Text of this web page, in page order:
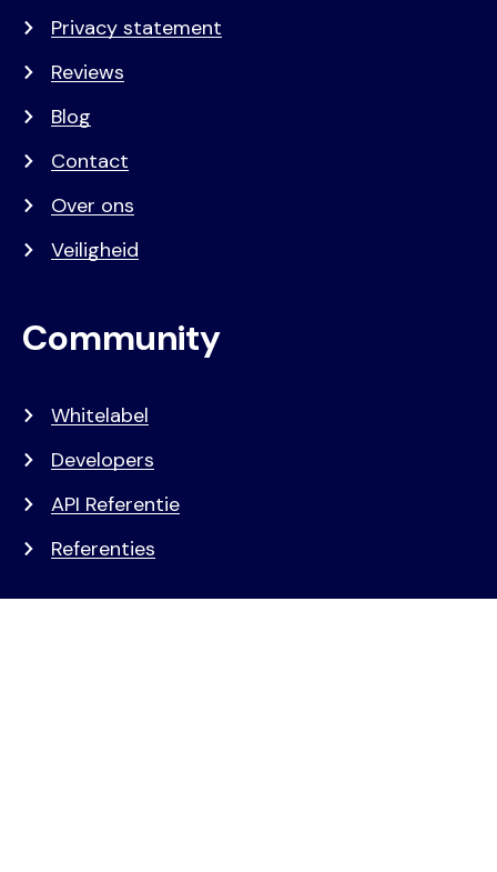
Privacy statement
Reviews
Blog
Contact
Over ons
Veiligheid
Community
Whitelabel
Developers
API Referentie
Referenties